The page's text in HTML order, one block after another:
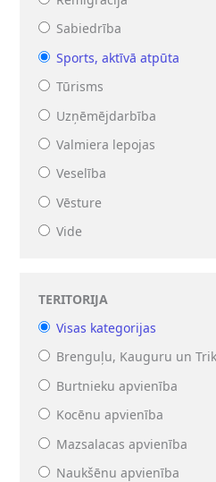
Sabiedrība
Sports, aktīvā atpūta
Tūrisms
Uzņēmējdarbība
Valmiera lepojas
Veselība
Vēsture
Vide
TERITORIJA
Visas kategorijas
Brenguļu, Kauguru un
Burtnieku apvienība
Kocēnu apvienība
Mazsalacas apvienība
Naukšēnu apvienība